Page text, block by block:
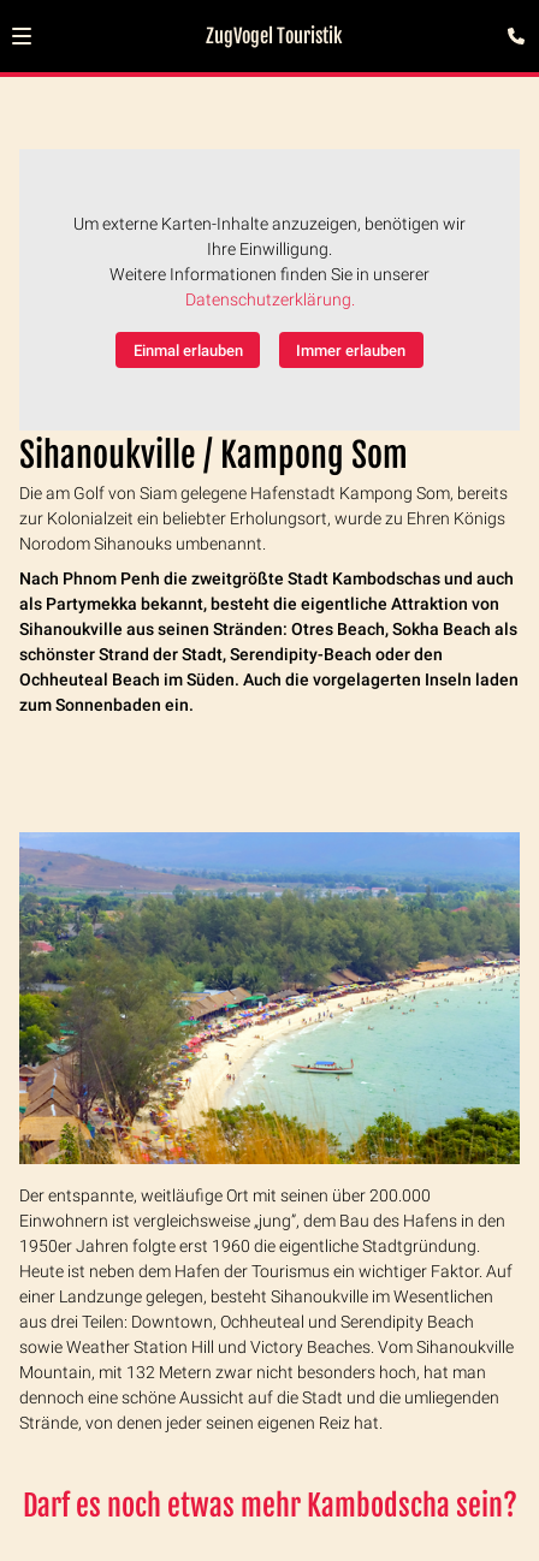
ZugVogel Touristik
Um externe Karten-Inhalte anzuzeigen, benötigen wir
Ihre Einwilligung.
Weitere Informationen finden Sie in unserer
Datenschutzerklärung.
Einmal erlauben Immer erlauben
Sihanoukville / Kampong Som
Die am Golf von Siam gelegene Hafenstadt Kampong Som, bereits
zur Kolonialzeit ein beliebter Erholungsort, wurde zu Ehren Königs
Norodom Sihanouks umbenannt.
Nach Phnom Penh die zweitgrößte Stadt Kambodschas und auch
als Partymekka bekannt, besteht die eigentliche Attraktion von
Sihanoukville aus seinen Stränden: Otres Beach, Sokha Beach als
schönster Strand der Stadt, Serendipity-Beach oder den
Ochheuteal Beach im Süden. Auch die vorgelagerten Inseln laden
zum Sonnenbaden ein.
Der entspannte, weitläufige Ort mit seinen über 200.000
Einwohnern ist vergleichsweise „jung”, dem Bau des Hafens in den
1950er Jahren folgte erst 1960 die eigentliche Stadtgründung.
Heute ist neben dem Hafen der Tourismus ein wichtiger Faktor. Auf
einer Landzunge gelegen, besteht Sihanoukville im Wesentlichen
aus drei Teilen: Downtown, Ochheuteal und Serendipity Beach
sowie Weather Station Hill und Victory Beaches. Vom Sihanoukville
Mountain, mit 132 Metern zwar nicht besonders hoch, hat man
dennoch eine schöne Aussicht auf die Stadt und die umliegenden
Strände, von denen jeder seinen eigenen Reiz hat.
Darf es noch etwas mehr Kambodscha sein?